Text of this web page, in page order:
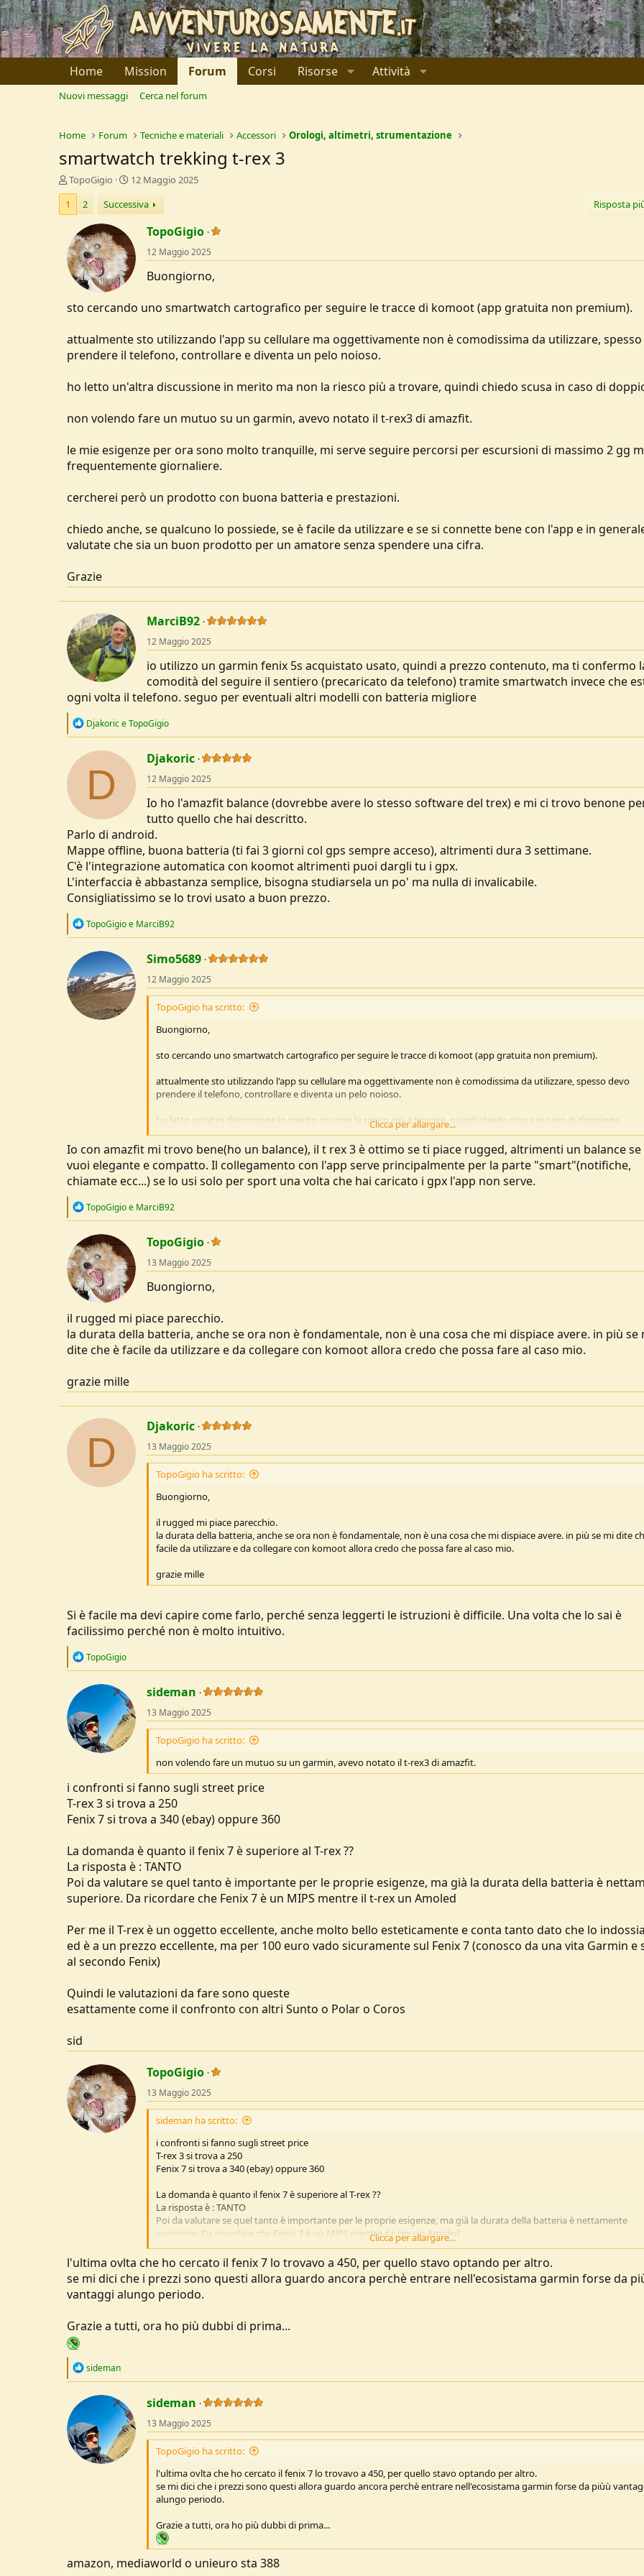
Home Mission Forum Corsi Risorse Attività
Nuovi messaggi Cerca nel forum
Home Forum Tecniche e materiali Accessori Orologi, altimetri, strumentazione
smartwatch trekking t-rex 3
C
r
e
a
o
r
e
D
s
u
s
s
o
TopoGigio
D
t
a
i
I
n
i
12 Maggio 2025
1
2 Successiva Risposta
TopoGigio
12 Maggio 2025
Buongiorno,
sto cercando uno smartwatch cartografico per seguire le tracce di komoot (app gratuita non premium).
attualmente sto utilizzando l'app su cellulare ma oggettivamente non è comodissima da utilizzare, spesso
prendere il telefono, controllare e diventa un pelo noioso.
ho letto un'altra discussione in merito ma non la riesco più a trovare, quindi chiedo scusa in caso di
non volendo fare un mutuo su un garmin, avevo notato il t-rex3 di amazfit.
le mie esigenze per ora sono molto tranquille, mi serve seguire percorsi per escursioni di massimo 2 gg
frequentemente giornaliere.
cercherei però un prodotto con buona batteria e prestazioni.
chiedo anche, se qualcuno lo possiede, se è facile da utilizzare e se si connette bene con l'app e in
valutate che sia un buon prodotto per un amatore senza spendere una cifra.
Grazie
MarciB92
12 Maggio 2025
io utilizzo un garmin fenix 5s acquistato usato, quindi a prezzo contenuto, ma ti confermo
comodità del seguire il sentiero (precaricato da telefono) tramite smartwatch invece che
ogni volta il telefono. seguo per eventuali altri modelli con batteria migliore
R
c
n
s
DjakoriceTopoGigio
D
Djakoric
12 Maggio 2025
Io ho l'amazfit balance (dovrebbe avere lo stesso software del trex) e mi ci trovo benone
tutto quello che hai descritto.
Parlo di android.
Mappe offline, buona batteria (ti fai 3 giorni col gps sempre acceso), altrimenti dura 3 settimane.
C'è l'integrazione automatica con koomot altrimenti puoi dargli tu i gpx.
L'interfaccia è abbastanza semplice, bisogna studiarsela un po' ma nulla di invalicabile.
Consigliatissimo se lo trovi usato a buon prezzo.
R
c
t
i
o
n
s
TopoGigioe MarciB92
Simo5689
12 Maggio 2025
TopoGigio ha scritto:
Buongiorno,
sto cercando uno smartwatch cartografico per seguire le tracce di komoot (app gratuita non premium).
attualmente sto utilizzando l'app su cellulare ma oggettivamente non è comodissima da utilizzare, spesso devo
prendere il telefono, controllare e diventa un pelo noioso.
ho letto un'altra discussione in merito ma non la riesco più a trovare, quindi chiedo scusa in caso di doppione.
non volendo fare un mutuo su un garmin, avevo notato il t-rex3 di amazfit.
le mie esigenze per ora sono molto tranquille, mi serve seguire percorsi per escursioni di massimo 2 gg ma più
frequentemente giornaliere.
cercherei però un prodotto con buona batteria e prestazioni.
chiedo anche, se qualcuno lo possiede, se è facile da utilizzare e se si connette bene con l'app e in generale se
che sia un buon prodotto per un amatore senza spendere una cifra.
Grazie
Clicca per allargare...
Io con amazfit mi trovo bene(ho un balance), il t rex 3 è ottimo se ti piace rugged, altrimenti un balance se
vuoi elegante e compatto. Il collegamento con l'app serve principalmente per la parte "smart"(notifiche,
chiamate ecc...) se lo usi solo per sport una volta che hai caricato i gpx l'app non serve.
R
c
t
i
o
n
s
TopoGigioe MarciB92
TopoGigio
13 Maggio 2025
Buongiorno,
il rugged mi piace parecchio.
la durata della batteria, anche se ora non è fondamentale, non è una cosa che mi dispiace avere. in più se
dite che è facile da utilizzare e da collegare con komoot allora credo che possa fare al caso mio.
grazie mille
D
Djakoric
13 Maggio 2025
TopoGigio ha scritto:
Buongiorno,
il rugged mi piace parecchio.
la durata della batteria, anche se ora non è fondamentale, non è una cosa che mi dispiace avere. in più se mi dite
facile da utilizzare e da collegare con komoot allora credo che possa fare al caso mio.
grazie mille
Si è facile ma devi capire come farlo, perché senza leggerti le istruzioni è difficile. Una volta che lo sai è
facilissimo perché non è molto intuitivo.
R
c
i
o
n
s
TopoGigio
sideman
13 Maggio 2025
TopoGigio ha scritto:
non volendo fare un mutuo su un garmin, avevo notato il t-rex3 di amazfit.
i confronti si fanno sugli street price
T-rex 3 si trova a 250
Fenix 7 si trova a 340 (ebay) oppure 360
La domanda è quanto il fenix 7 è superiore al T-rex ??
La risposta è : TANTO
Poi da valutare se quel tanto è importante per le proprie esigenze, ma già la durata della batteria è
superiore. Da ricordare che Fenix 7 è un MIPS mentre il t-rex un Amoled
Per me il T-rex è un oggetto eccellente, anche molto bello esteticamente e conta tanto dato che lo
ed è a un prezzo eccellente, ma per 100 euro vado sicuramente sul Fenix 7 (conosco da una vita Garmin e
al secondo Fenix)
Quindi le valutazioni da fare sono queste
esattamente come il confronto con altri Sunto o Polar o Coros
sid
TopoGigio
13 Maggio 2025
sideman ha scritto:
i confronti si fanno sugli street price
T-rex 3 si trova a 250
Fenix 7 si trova a 340 (ebay) oppure 360
La domanda è quanto il fenix 7 è superiore al T-rex ??
La risposta è : TANTO
Poi da valutare se quel tanto è importante per le proprie esigenze, ma già la durata della batteria è nettamente
superiore. Da ricordare che Fenix 7 è un MIPS mentre il t-rex un Amoled
Per me il T-rex è un oggetto eccellente, anche molto bello esteticamente e conta tanto dato che lo indossiamo ed è
prezzo eccellente, ma per 100 euro vado sicuramente sul Fenix 7 (conosco da una vita Garmin e sono al secondo
Quindi le valutazioni da fare sono queste
Clicca per allargare...
l'ultima ovlta che ho cercato il fenix 7 lo trovavo a 450, per quello stavo optando per altro.
se mi dici che i prezzi sono questi allora guardo ancora perchè entrare nell'ecosistama garmin forse da
vantaggi alungo periodo.
Grazie a tutti, ora ho più dubbi di prima...
R
c
i
o
n
s
sideman
sideman
13 Maggio 2025
TopoGigio ha scritto:
l'ultima ovlta che ho cercato il fenix 7 lo trovavo a 450, per quello stavo optando per altro.
se mi dici che i prezzi sono questi allora guardo ancora perchè entrare nell'ecosistama garmin forse da piùù
alungo periodo.
Grazie a tutti, ora ho più dubbi di prima...
amazon, mediaworld o unieuro sta 388